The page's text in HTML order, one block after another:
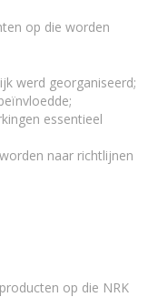
op die worden
werd georganiseerd;
essentieel
naar richtlijnen
op die NRK